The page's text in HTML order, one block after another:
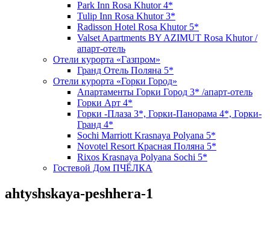
Park Inn Rosa Khutor 4*
Tulip Inn Rosa Khutor 3*
Radisson Hotel Rosa Khutor 5*
Valset Apartments BY AZIMUT Rosa Khutor /
апарт-отель
Отели курорта «Газпром»
Гранд Отель Поляна 5*
Отели курорта «Горки Город»
Апартаменты Горки Город 3* /апарт-отель
Горки Арт 4*
Горки -Плаза 3*, Горки-Панорама 4*, Горки-
Гранд 4*
Sochi Marriott Krasnaya Polyana 5*
Novotel Resort Красная Поляна 5*
Rixos Krasnaya Polyana Sochi 5*
Гостевой Дом ПЧЁЛКА
ahtyshskaya-peshhera-1